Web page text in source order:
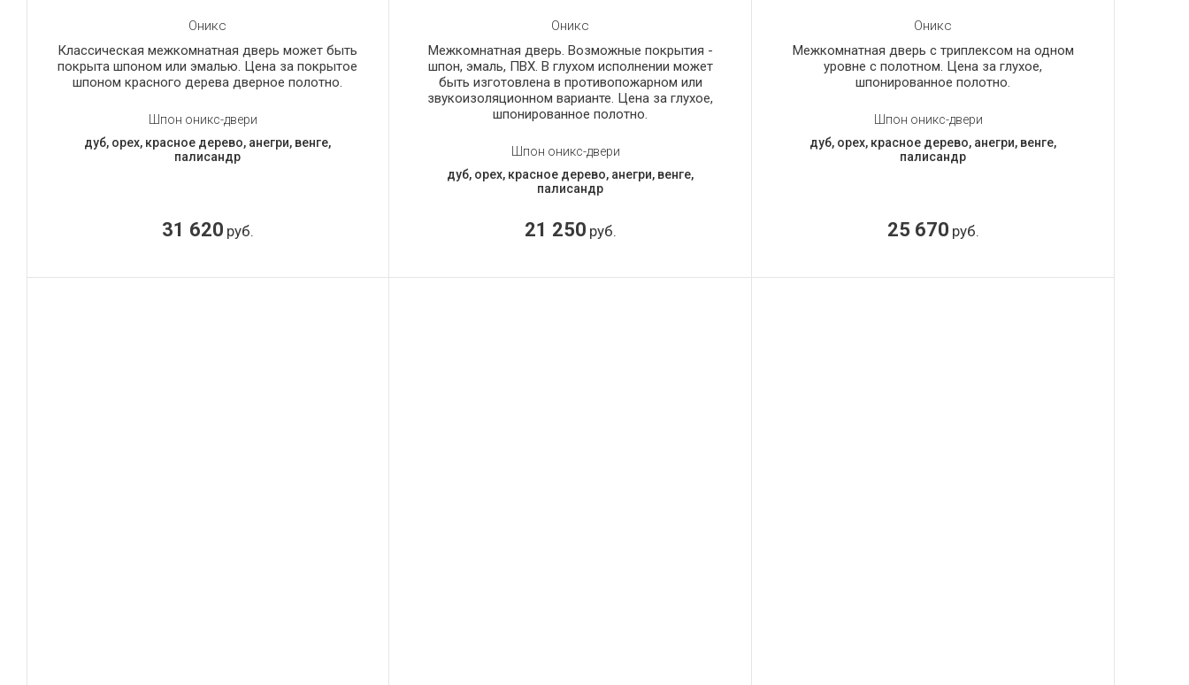
Оникс
Классическая межкомнатная дверь может быть
покрыта шпоном или эмалью. Цена за покрытое
шпоном красного дерева дверное полотно.
Шпон оникс-двери
дуб, орех, красное дерево, анегри, венге,
палисандр
31 620 руб.
Оникс
Межкомнатная дверь. Возможные покрытия -
шпон, эмаль, ПВХ. В глухом исполнении может
быть изготовлена в противопожарном или
звукоизоляционном варианте. Цена за глухое,
шпонированное полотно.
Шпон оникс-двери
дуб, орех, красное дерево, анегри, венге,
палисандр
21 250 руб.
Оникс
Межкомнатная дверь с триплексом на одном
уровне с полотном. Цена за глухое,
шпонированное полотно.
Шпон оникс-двери
дуб, орех, красное дерево, анегри, венге,
палисандр
25 670 руб.